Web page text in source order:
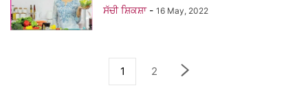
ਸੱਚੀ ਸ਼ਿਕਸ਼ਾ - 16 May, 2022
1 2